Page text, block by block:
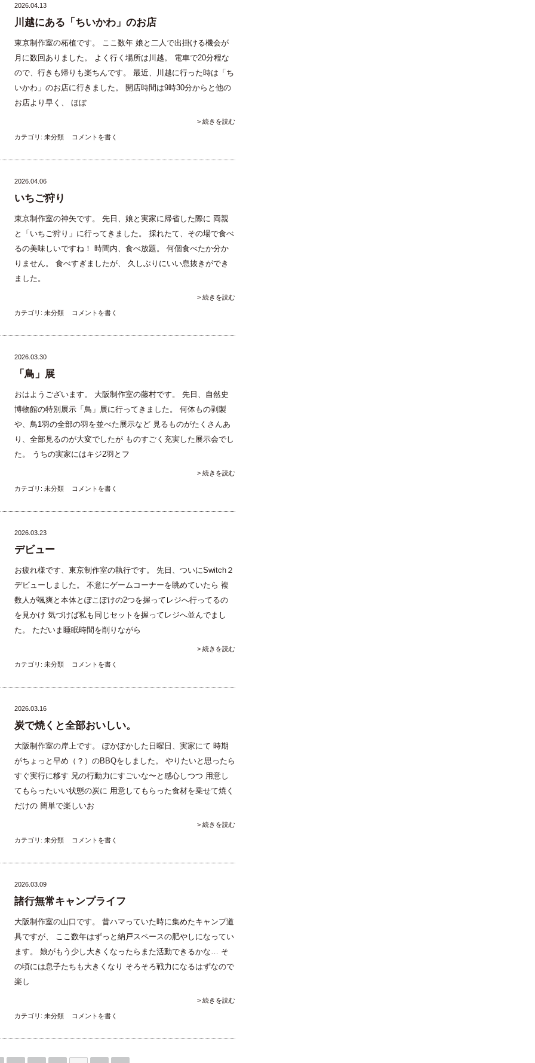
2026.04.13
川越にある「ちいかわ」のお店
東京制作室の柘植です。 ここ数年 娘と二人で出掛ける機会が
月に数回ありました。 よく行く場所は川越。 電車で20分程な
ので、行きも帰りも楽ちんです。 最近、川越に行った時は「ち
いかわ」のお店に行きました。 開店時間は9時30分からと他の
お店より早く、 ほぼ
> 続きを読む
カテゴリ: 未分類 コメントを書く
2026.04.06
いちご狩り
東京制作室の神矢です。 先日、娘と実家に帰省した際に 両親
と「いちご狩り」に行ってきました。 採れたて、その場で食べ
るの美味しいですね！ 時間内、食べ放題。 何個食べたか分か
りません。 食べすぎましたが、 久しぶりにいい息抜きができ
ました。
> 続きを読む
カテゴリ: 未分類 コメントを書く
2026.03.30
「鳥」展
おはようございます。 大阪制作室の藤村です。 先日、自然史
博物館の特別展示「鳥」展に行ってきました。 何体もの剥製
や、鳥1羽の全部の羽を並べた展示など 見るものがたくさんあ
り、全部見るのが大変でしたが ものすごく充実した展示会でし
た。 うちの実家にはキジ2羽とフ
> 続きを読む
カテゴリ: 未分類 コメントを書く
2026.03.23
デビュー
お疲れ様です、東京制作室の執行です。 先日、ついにSwitch２
デビューしました。 不意にゲームコーナーを眺めていたら 複
数人が颯爽と本体とぽこぽけの2つを握ってレジへ行ってるの
を見かけ 気づけば私も同じセットを握ってレジへ並んでまし
た。 ただいま睡眠時間を削りながら
> 続きを読む
カテゴリ: 未分類 コメントを書く
2026.03.16
炭で焼くと全部おいしい。
大阪制作室の岸上です。 ぽかぽかした日曜日、実家にて 時期
がちょっと早め（？）のBBQをしました。 やりたいと思ったら
すぐ実行に移す 兄の行動力にすごいな〜と感心しつつ 用意し
てもらったいい状態の炭に 用意してもらった食材を乗せて焼く
だけの 簡単で楽しいお
> 続きを読む
カテゴリ: 未分類 コメントを書く
2026.03.09
諸行無常キャンプライフ
大阪制作室の山口です。 昔ハマっていた時に集めたキャンプ道
具ですが、 ここ数年はずっと納戸スペースの肥やしになってい
ます。 娘がもう少し大きくなったらまた活動できるかな… そ
の頃には息子たちも大きくなり そろそろ戦力になるはずなので
楽し
> 続きを読む
カテゴリ: 未分類 コメントを書く